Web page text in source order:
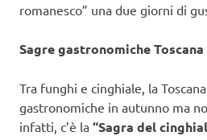
romanesco” una due giorni di
Sagre gastronomiche Toscana
Tra funghi e cinghiale, la
gastronomiche in autunno ma
infatti, c’è la “Sagra del